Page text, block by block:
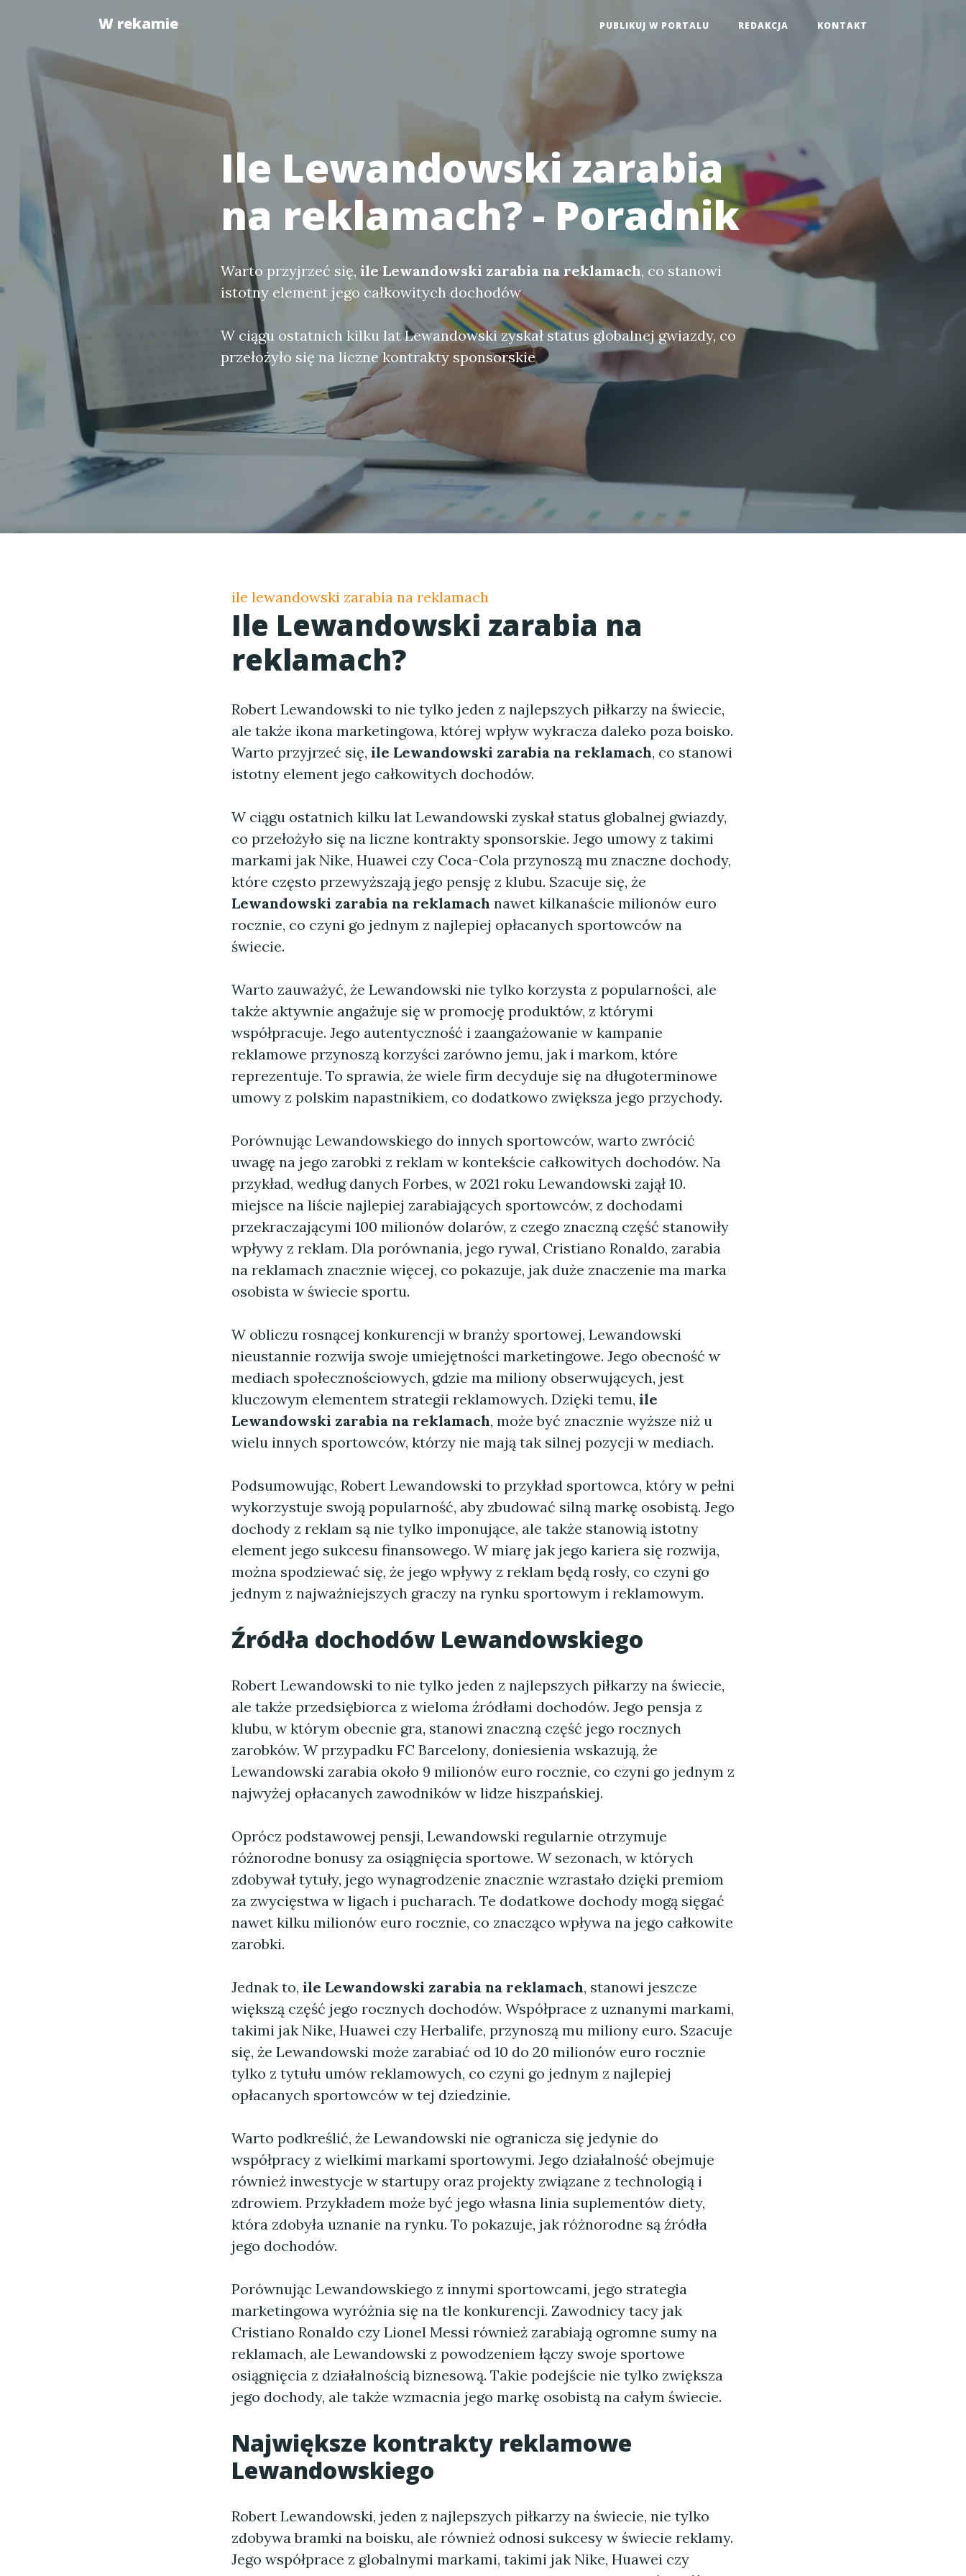
W rekamie PUBLIKUJ W PORTALU REDAKCJA KONTAKT
Ile Lewandowski zarabia
na reklamach? - Poradnik
Warto przyjrzeć się, ile Lewandowski zarabia na reklamach, co stanowi
istotny element jego całkowitych dochodów
W ciągu ostatnich kilku lat Lewandowski zyskał status globalnej gwiazdy, co
przełożyło się na liczne kontrakty sponsorskie
ile lewandowski zarabia na reklamach
Ile Lewandowski zarabia na
reklamach?
Robert Lewandowski to nie tylko jeden z najlepszych piłkarzy na świecie,
ale także ikona marketingowa, której wpływ wykracza daleko poza boisko.
Warto przyjrzeć się, ile Lewandowski zarabia na reklamach, co stanowi
istotny element jego całkowitych dochodów.
W ciągu ostatnich kilku lat Lewandowski zyskał status globalnej gwiazdy,
co przełożyło się na liczne kontrakty sponsorskie. Jego umowy z takimi
markami jak Nike, Huawei czy Coca-Cola przynoszą mu znaczne dochody,
które często przewyższają jego pensję z klubu. Szacuje się, że
Lewandowski zarabia na reklamach nawet kilkanaście milionów euro
rocznie, co czyni go jednym z najlepiej opłacanych sportowców na
świecie.
Warto zauważyć, że Lewandowski nie tylko korzysta z popularności, ale
także aktywnie angażuje się w promocję produktów, z którymi
współpracuje. Jego autentyczność i zaangażowanie w kampanie
reklamowe przynoszą korzyści zarówno jemu, jak i markom, które
reprezentuje. To sprawia, że wiele firm decyduje się na długoterminowe
umowy z polskim napastnikiem, co dodatkowo zwiększa jego przychody.
Porównując Lewandowskiego do innych sportowców, warto zwrócić
uwagę na jego zarobki z reklam w kontekście całkowitych dochodów. Na
przykład, według danych Forbes, w 2021 roku Lewandowski zajął 10.
miejsce na liście najlepiej zarabiających sportowców, z dochodami
przekraczającymi 100 milionów dolarów, z czego znaczną część stanowiły
wpływy z reklam. Dla porównania, jego rywal, Cristiano Ronaldo, zarabia
na reklamach znacznie więcej, co pokazuje, jak duże znaczenie ma marka
osobista w świecie sportu.
W obliczu rosnącej konkurencji w branży sportowej, Lewandowski
nieustannie rozwija swoje umiejętności marketingowe. Jego obecność w
mediach społecznościowych, gdzie ma miliony obserwujących, jest
kluczowym elementem strategii reklamowych. Dzięki temu, ile
Lewandowski zarabia na reklamach, może być znacznie wyższe niż u
wielu innych sportowców, którzy nie mają tak silnej pozycji w mediach.
Podsumowując, Robert Lewandowski to przykład sportowca, który w pełni
wykorzystuje swoją popularność, aby zbudować silną markę osobistą. Jego
dochody z reklam są nie tylko imponujące, ale także stanowią istotny
element jego sukcesu finansowego. W miarę jak jego kariera się rozwija,
można spodziewać się, że jego wpływy z reklam będą rosły, co czyni go
jednym z najważniejszych graczy na rynku sportowym i reklamowym.
Źródła dochodów Lewandowskiego
Robert Lewandowski to nie tylko jeden z najlepszych piłkarzy na świecie,
ale także przedsiębiorca z wieloma źródłami dochodów. Jego pensja z
klubu, w którym obecnie gra, stanowi znaczną część jego rocznych
zarobków. W przypadku FC Barcelony, doniesienia wskazują, że
Lewandowski zarabia około 9 milionów euro rocznie, co czyni go jednym z
najwyżej opłacanych zawodników w lidze hiszpańskiej.
Oprócz podstawowej pensji, Lewandowski regularnie otrzymuje
różnorodne bonusy za osiągnięcia sportowe. W sezonach, w których
zdobywał tytuły, jego wynagrodzenie znacznie wzrastało dzięki premiom
za zwycięstwa w ligach i pucharach. Te dodatkowe dochody mogą sięgać
nawet kilku milionów euro rocznie, co znacząco wpływa na jego całkowite
zarobki.
Jednak to, ile Lewandowski zarabia na reklamach, stanowi jeszcze
większą część jego rocznych dochodów. Współprace z uznanymi markami,
takimi jak Nike, Huawei czy Herbalife, przynoszą mu miliony euro. Szacuje
się, że Lewandowski może zarabiać od 10 do 20 milionów euro rocznie
tylko z tytułu umów reklamowych, co czyni go jednym z najlepiej
opłacanych sportowców w tej dziedzinie.
Warto podkreślić, że Lewandowski nie ogranicza się jedynie do
współpracy z wielkimi markami sportowymi. Jego działalność obejmuje
również inwestycje w startupy oraz projekty związane z technologią i
zdrowiem. Przykładem może być jego własna linia suplementów diety,
która zdobyła uznanie na rynku. To pokazuje, jak różnorodne są źródła
jego dochodów.
Porównując Lewandowskiego z innymi sportowcami, jego strategia
marketingowa wyróżnia się na tle konkurencji. Zawodnicy tacy jak
Cristiano Ronaldo czy Lionel Messi również zarabiają ogromne sumy na
reklamach, ale Lewandowski z powodzeniem łączy swoje sportowe
osiągnięcia z działalnością biznesową. Takie podejście nie tylko zwiększa
jego dochody, ale także wzmacnia jego markę osobistą na całym świecie.
Największe kontrakty reklamowe
Lewandowskiego
Robert Lewandowski, jeden z najlepszych piłkarzy na świecie, nie tylko
zdobywa bramki na boisku, ale również odnosi sukcesy w świecie reklamy.
Jego współprace z globalnymi markami, takimi jak Nike, Huawei czy